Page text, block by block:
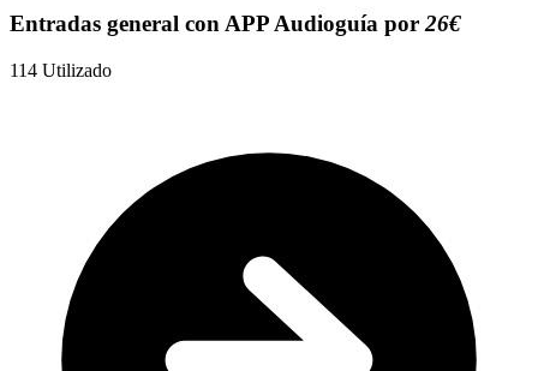
Entradas general con APP Audioguía por 26€
114 Utilizado